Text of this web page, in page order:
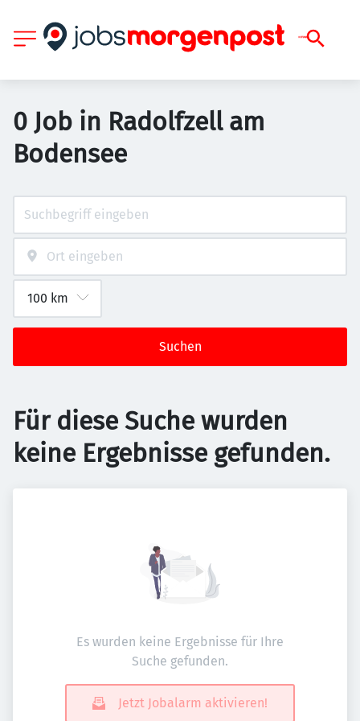
0 Job in Radolfzell am
Bodensee
Suchen
Für diese Suche wurden
keine Ergebnisse gefunden.
Es wurden keine Ergebnisse für Ihre
Suche gefunden.
Jetzt Jobalarm aktivieren!